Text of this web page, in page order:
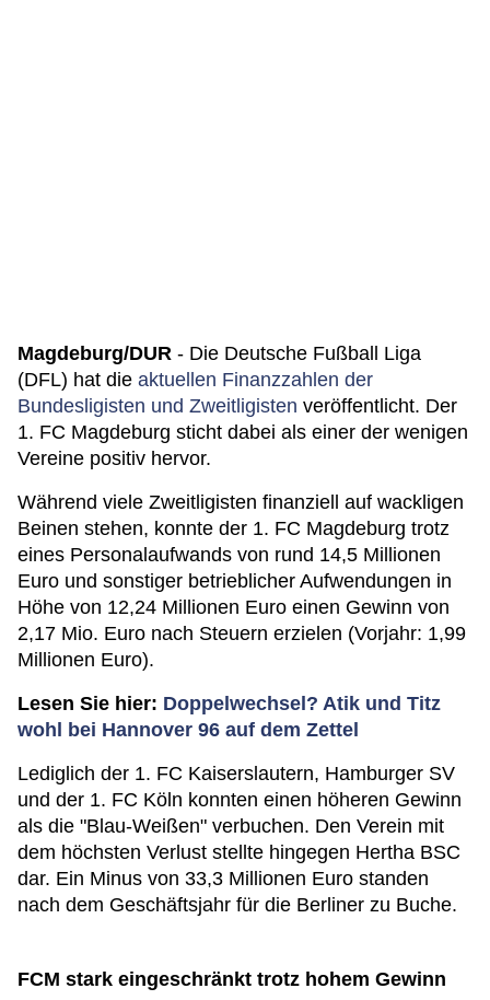
Magdeburg/DUR - Die Deutsche Fußball Liga
(DFL) hat die aktuellen Finanzzahlen der
Bundesligisten und Zweitligisten veröffentlicht. Der
1. FC Magdeburg sticht dabei als einer der wenigen
Vereine positiv hervor.
Während viele Zweitligisten finanziell auf wackligen
Beinen stehen, konnte der 1. FC Magdeburg trotz
eines Personalaufwands von rund 14,5 Millionen
Euro und sonstiger betrieblicher Aufwendungen in
Höhe von 12,24 Millionen Euro einen Gewinn von
2,17 Mio. Euro nach Steuern erzielen (Vorjahr: 1,99
Millionen Euro).
Lesen Sie hier: Doppelwechsel? Atik und Titz
wohl bei Hannover 96 auf dem Zettel
Lediglich der 1. FC Kaiserslautern, Hamburger SV
und der 1. FC Köln konnten einen höheren Gewinn
als die "Blau-Weißen" verbuchen. Den Verein mit
dem höchsten Verlust stellte hingegen Hertha BSC
dar. Ein Minus von 33,3 Millionen Euro standen
nach dem Geschäftsjahr für die Berliner zu Buche.
FCM stark eingeschränkt trotz hohem Gewinn